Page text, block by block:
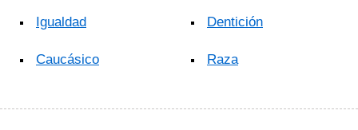
Igualdad
Caucásico
Dentición
Raza